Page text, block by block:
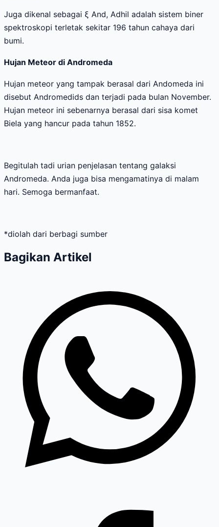
Juga dikenal sebagai ξ And, Adhil adalah sistem biner
spektroskopi terletak sekitar 196 tahun cahaya dari
bumi.
Hujan Meteor di Andromeda
Hujan meteor yang tampak berasal dari Andomeda ini
disebut Andromedids dan terjadi pada bulan November.
Hujan meteor ini sebenarnya berasal dari sisa komet
Biela yang hancur pada tahun 1852.
Begitulah tadi urian penjelasan tentang galaksi
Andromeda. Anda juga bisa mengamatinya di malam
hari. Semoga bermanfaat.
*diolah dari berbagi sumber
Bagikan Artikel